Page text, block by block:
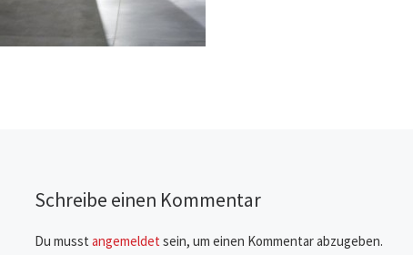
Schreibe einen Kommentar
Du musst angemeldet sein, um einen Kommentar abzugeben.